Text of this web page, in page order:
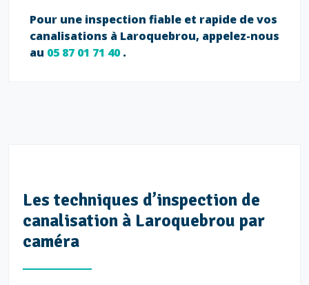
Pour une inspection fiable et rapide de vos
canalisations à Laroquebrou, appelez-nous
au 05 87 01 71 40.
Les techniques d’inspection de
canalisation à Laroquebrou par
caméra